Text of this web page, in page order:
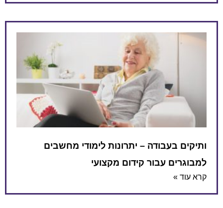
ותיקים בעבודה – יתרונות לימודי מחשבים
למבוגרים עבור קידום מקצועי
קרא עוד »